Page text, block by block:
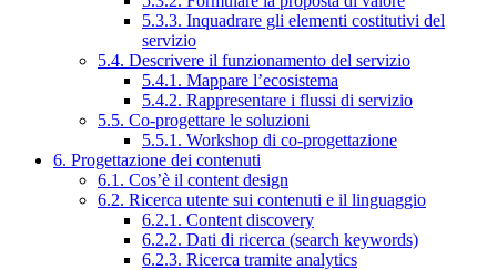
5.3.3. Inquadrare gli elementi costitutivi del
servizio
5.4. Descrivere il funzionamento del servizio
5.4.1. Mappare l’ecosistema
5.4.2. Rappresentare i flussi di servizio
5.5. Co-progettare le soluzioni
5.5.1. Workshop di co-progettazione
6. Progettazione dei contenuti
6.1. Cos’è il content design
6.2. Ricerca utente sui contenuti e il linguaggio
6.2.1. Content discovery
6.2.2. Dati di ricerca (search keywords)
6.2.3. Ricerca tramite analytics